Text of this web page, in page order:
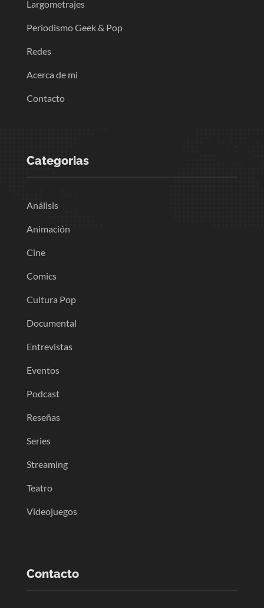
Largometrajes
Periodismo Geek & Pop
Redes
Acerca de mi
Contacto
Categorias
Análisis
Animación
Cine
Comics
Cultura Pop
Documental
Entrevistas
Eventos
Podcast
Reseñas
Series
Streaming
Teatro
Videojuegos
Contacto